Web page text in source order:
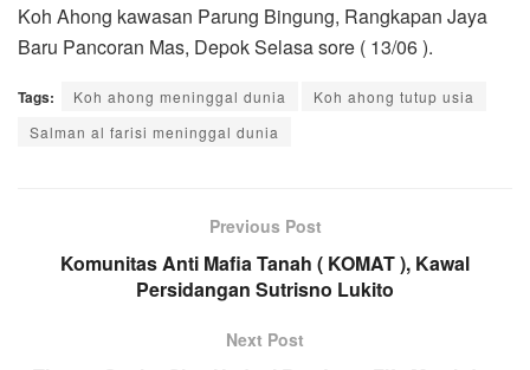
Koh Ahong kawasan Parung Bingung, Rangkapan Jaya
Baru Pancoran Mas, Depok Selasa sore ( 13/06 ).
Tags: Koh ahong meninggal dunia
Koh ahong tutup usia
Salman al farisi meninggal dunia
Previous Post
Komunitas Anti Mafia Tanah ( KOMAT ), Kawal
Persidangan Sutrisno Lukito
Next Post